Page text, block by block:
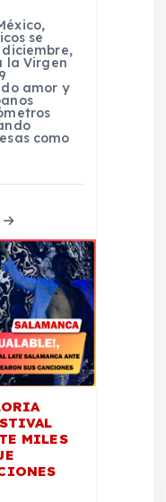
se
la Virgen
amor y
como
MILES